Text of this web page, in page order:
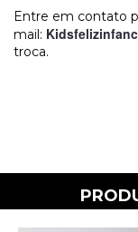
Entre em contato
mail:
troca.